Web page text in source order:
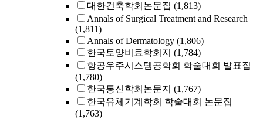
대한건축학회논문집 (1,813)
Annals of Surgical Treatment and Research
(1,811)
Annals of Dermatology (1,806)
한국토양비료학회지 (1,784)
항공우주시스템공학회 학술대회 발표집
(1,780)
한국통신학회논문지 (1,767)
한국유체기계학회 학술대회 논문집
(1,763)